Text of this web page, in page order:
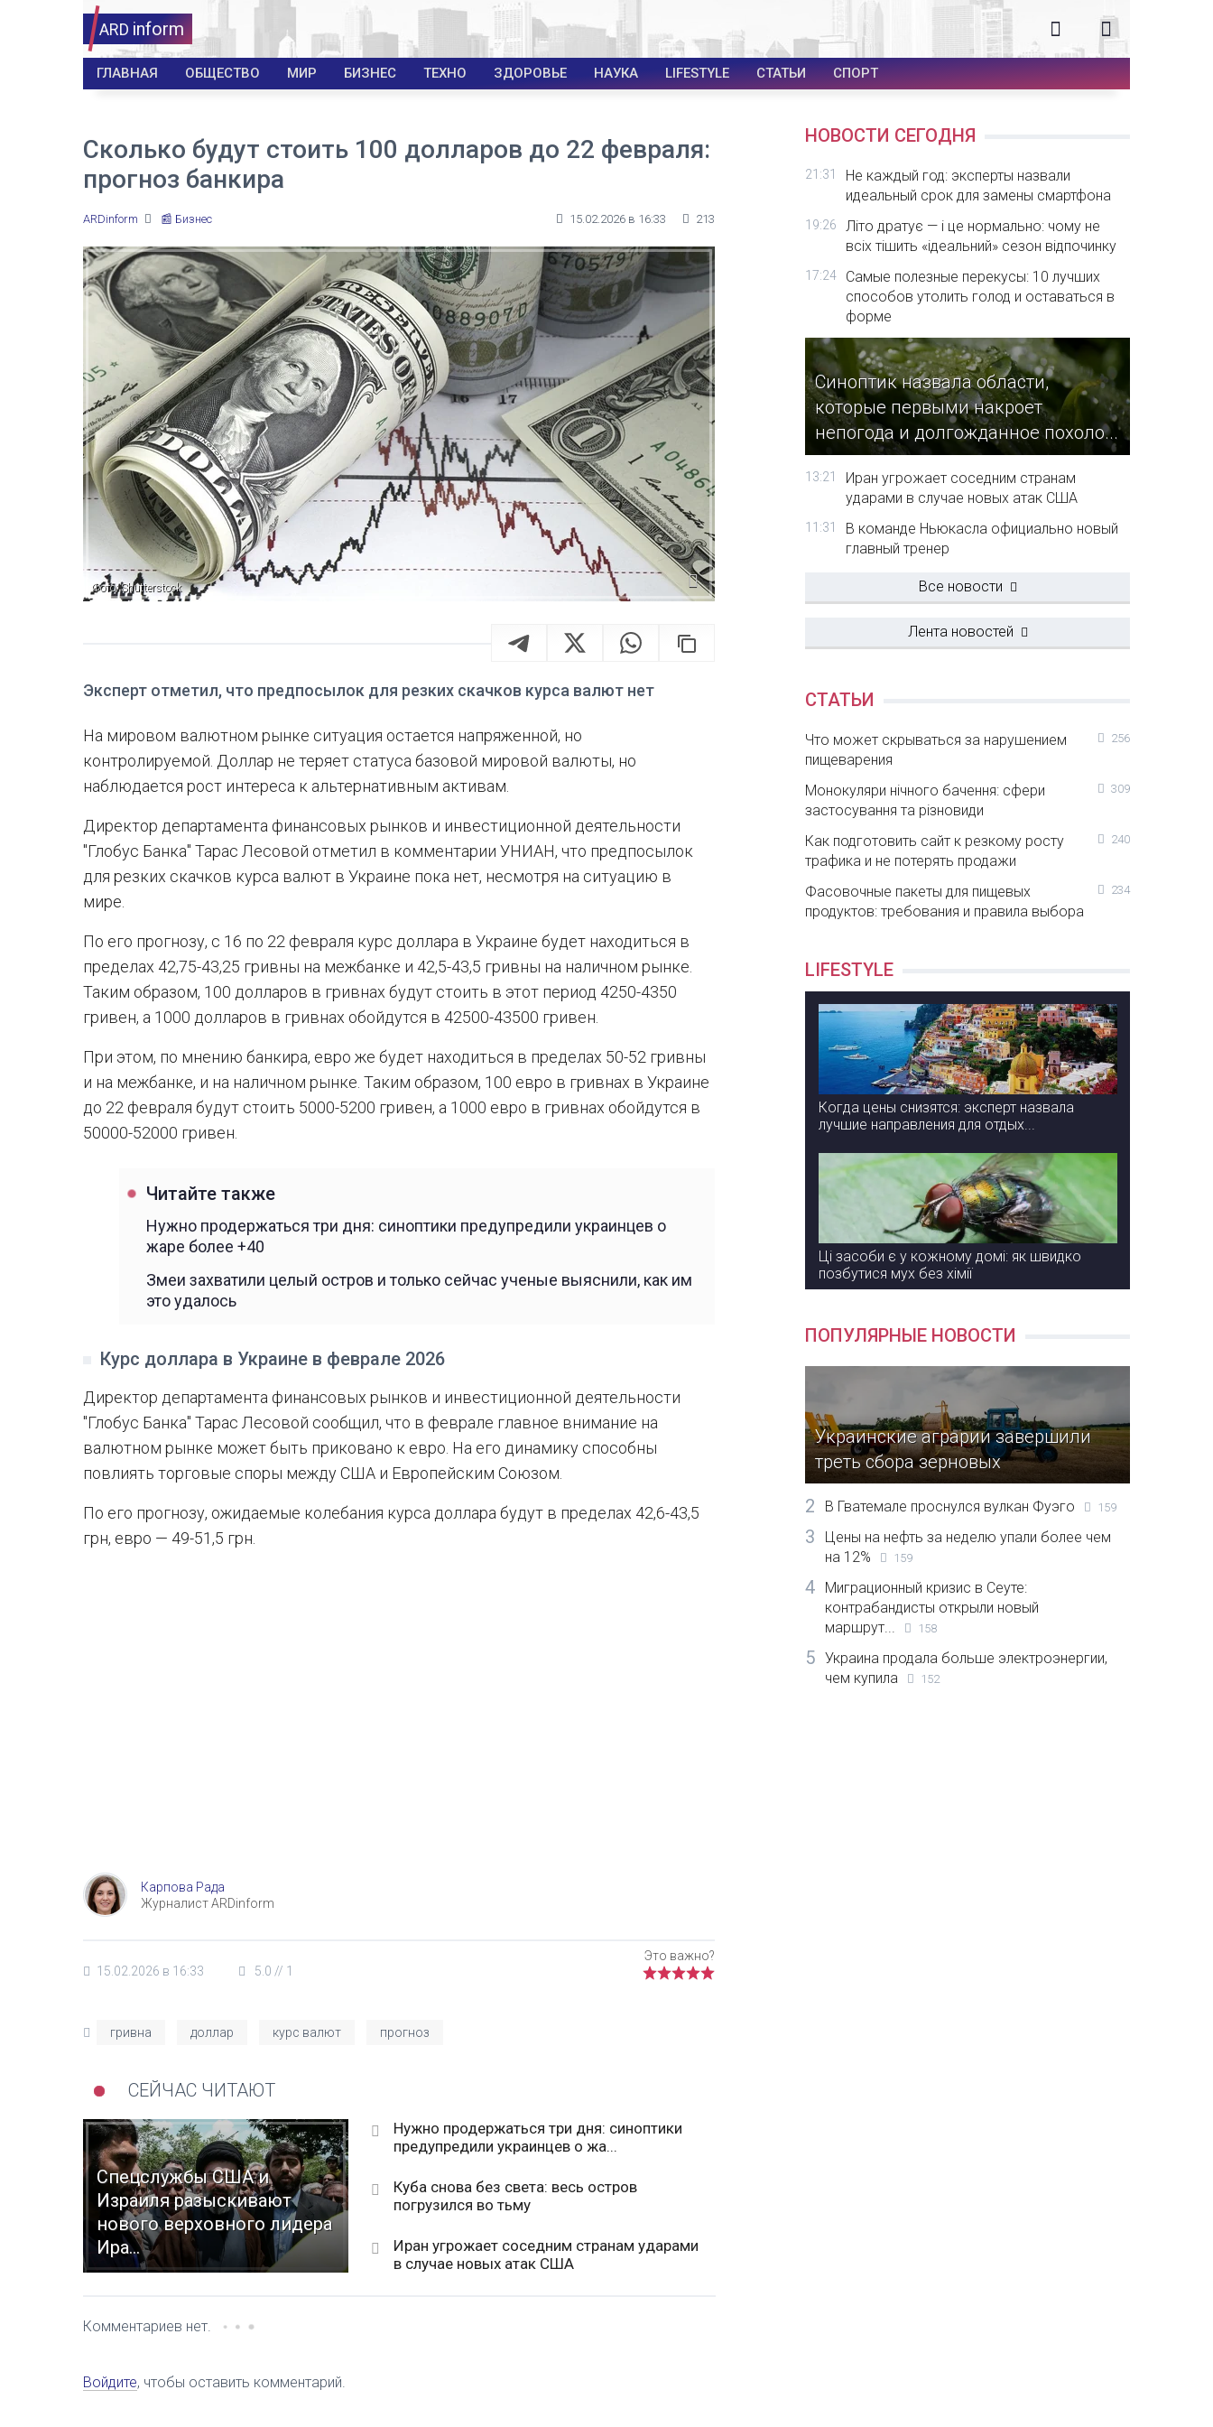
ARD inform
ГЛАВНАЯ ОБЩЕСТВО МИР БИЗНЕС ТЕХНО ЗДОРОВЬЕ НАУКА LIFESTYLE СТАТЬИ СПОРТ
Сколько будут стоить 100 долларов до 22 февраля:
прогноз банкира
ARDinform 📰 Бизнес 15.02.2026 в 16:33 213
Фото: Shutterstock
Эксперт отметил, что предпосылок для резких скачков курса валют нет
На мировом валютном рынке ситуация остается напряженной, но
контролируемой. Доллар не теряет статуса базовой мировой валюты, но
наблюдается рост интереса к альтернативным активам.
Директор департамента финансовых рынков и инвестиционной деятельности
"Глобус Банка" Тарас Лесовой отметил в комментарии УНИАН, что предпосылок
для резких скачков курса валют в Украине пока нет, несмотря на ситуацию в
мире.
По его прогнозу, с 16 по 22 февраля курс доллара в Украине будет находиться в
пределах 42,75-43,25 гривны на межбанке и 42,5-43,5 гривны на наличном рынке.
Таким образом, 100 долларов в гривнах будут стоить в этот период 4250-4350
гривен, а 1000 долларов в гривнах обойдутся в 42500-43500 гривен.
При этом, по мнению банкира, евро же будет находиться в пределах 50-52 гривны
и на межбанке, и на наличном рынке. Таким образом, 100 евро в гривнах в Украине
до 22 февраля будут стоить 5000-5200 гривен, а 1000 евро в гривнах обойдутся в
50000-52000 гривен.
Читайте также
Нужно продержаться три дня: синоптики предупредили украинцев о
жаре более +40
Змеи захватили целый остров и только сейчас ученые выяснили, как им
это удалось
Курс доллара в Украине в феврале 2026
Директор департамента финансовых рынков и инвестиционной деятельности
"Глобус Банка" Тарас Лесовой сообщил, что в феврале главное внимание на
валютном рынке может быть приковано к евро. На его динамику способны
повлиять торговые споры между США и Европейским Союзом.
По его прогнозу, ожидаемые колебания курса доллара будут в пределах 42,6-43,5
грн, евро — 49-51,5 грн.
Карпова Рада
Журналист ARDinform
15.02.2026 в 16:33 5.0 // 1
гривна доллар курс валют прогноз
СЕЙЧАС ЧИТАЮТ
Спецслужбы США и
Израиля разыскивают
нового верховного лидера
Ира...
Нужно продержаться три дня: синоптики
предупредили украинцев о жа...
Куба снова без света: весь остров
погрузился во тьму
Иран угрожает соседним странам ударами
в случае новых атак США
Комментариев нет.
Войдите, чтобы оставить комментарий.
НОВОСТИ СЕГОДНЯ
21:31
Не каждый год: эксперты назвали
идеальный срок для замены смартфона
19:26
Літо дратує — і це нормально: чому не
всіх тішить «ідеальний» сезон відпочинку
17:24
Самые полезные перекусы: 10 лучших
способов утолить голод и оставаться в
форме
Синоптик назвала области,
которые первыми накроет
непогода и долгожданное похоло...
13:21
Иран угрожает соседним странам
ударами в случае новых атак США
11:31
В команде Ньюкасла официально новый
главный тренер
Все новости
Лента новостей
СТАТЬИ
Что может скрываться за нарушением
пищеварения
256
Монокуляри нічного бачення: сфери
застосування та різновиди
309
Как подготовить сайт к резкому росту
трафика и не потерять продажи
240
Фасовочные пакеты для пищевых
продуктов: требования и правила выбора
234
LIFESTYLE
Когда цены снизятся: эксперт назвала
лучшие направления для отдых...
Ці засоби є у кожному домі: як швидко
позбутися мух без хімії
ПОПУЛЯРНЫЕ НОВОСТИ
Украинские аграрии завершили
треть сбора зерновых
2 В Гватемале проснулся вулкан Фуэго 159
3
Цены на нефть за неделю упали более чем
на 12%
159
4
Миграционный кризис в Сеуте:
контрабандисты открыли новый
маршрут...
158
5
Украина продала больше электроэнергии,
чем купила
152